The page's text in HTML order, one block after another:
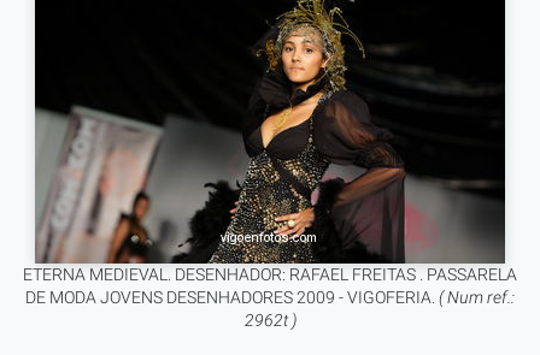
ETERNA MEDIEVAL. DESENHADOR: RAFAEL FREITAS . PASSARELA
DE MODA JOVENS DESENHADORES 2009 - VIGOFERIA. ( Num ref.:
2962t )